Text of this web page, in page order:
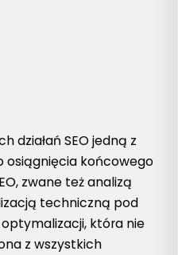
działań SEO jedną z
osiągnięcia końcowego
zwane też analizą
techniczną pod
która nie
z wszystkich